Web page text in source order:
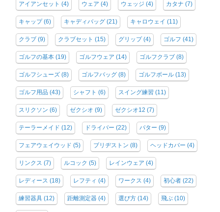
アイアンセット (4) ウェア (4) ウェッジ (4) カタナ (7)
キャップ(6) キャディバッグ (21) キャロウェイ (11)
クラブ (9) クラブセット (15) グリップ(4) ゴルフ (41)
ゴルフの基本 (19) ゴルフウェア (14) ゴルフクラブ (8)
ゴルフシューズ (8) ゴルフバッグ (8) ゴルフボール (13)
ゴルフ用品 (43) シャフト (6) スイング練習 (11)
スリクソン (6) ゼクシオ (9) ゼクシオ12 (7)
テーラーメイド (12) ドライバー (22) パター (9)
フェアウェイウッド (5) ブリヂストン (8) ヘッドカバー (4)
リンクス (7) ルコック (5) レインウェア (4)
レディース (18) レフティ (4) ワークス (4) 初心者 (22)
練習器具 (12) 距離測定器 (4) 選び方 (14) 飛ぶ (10)